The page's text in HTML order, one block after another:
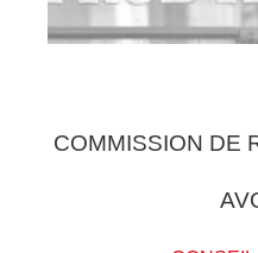
COMMISSION DE